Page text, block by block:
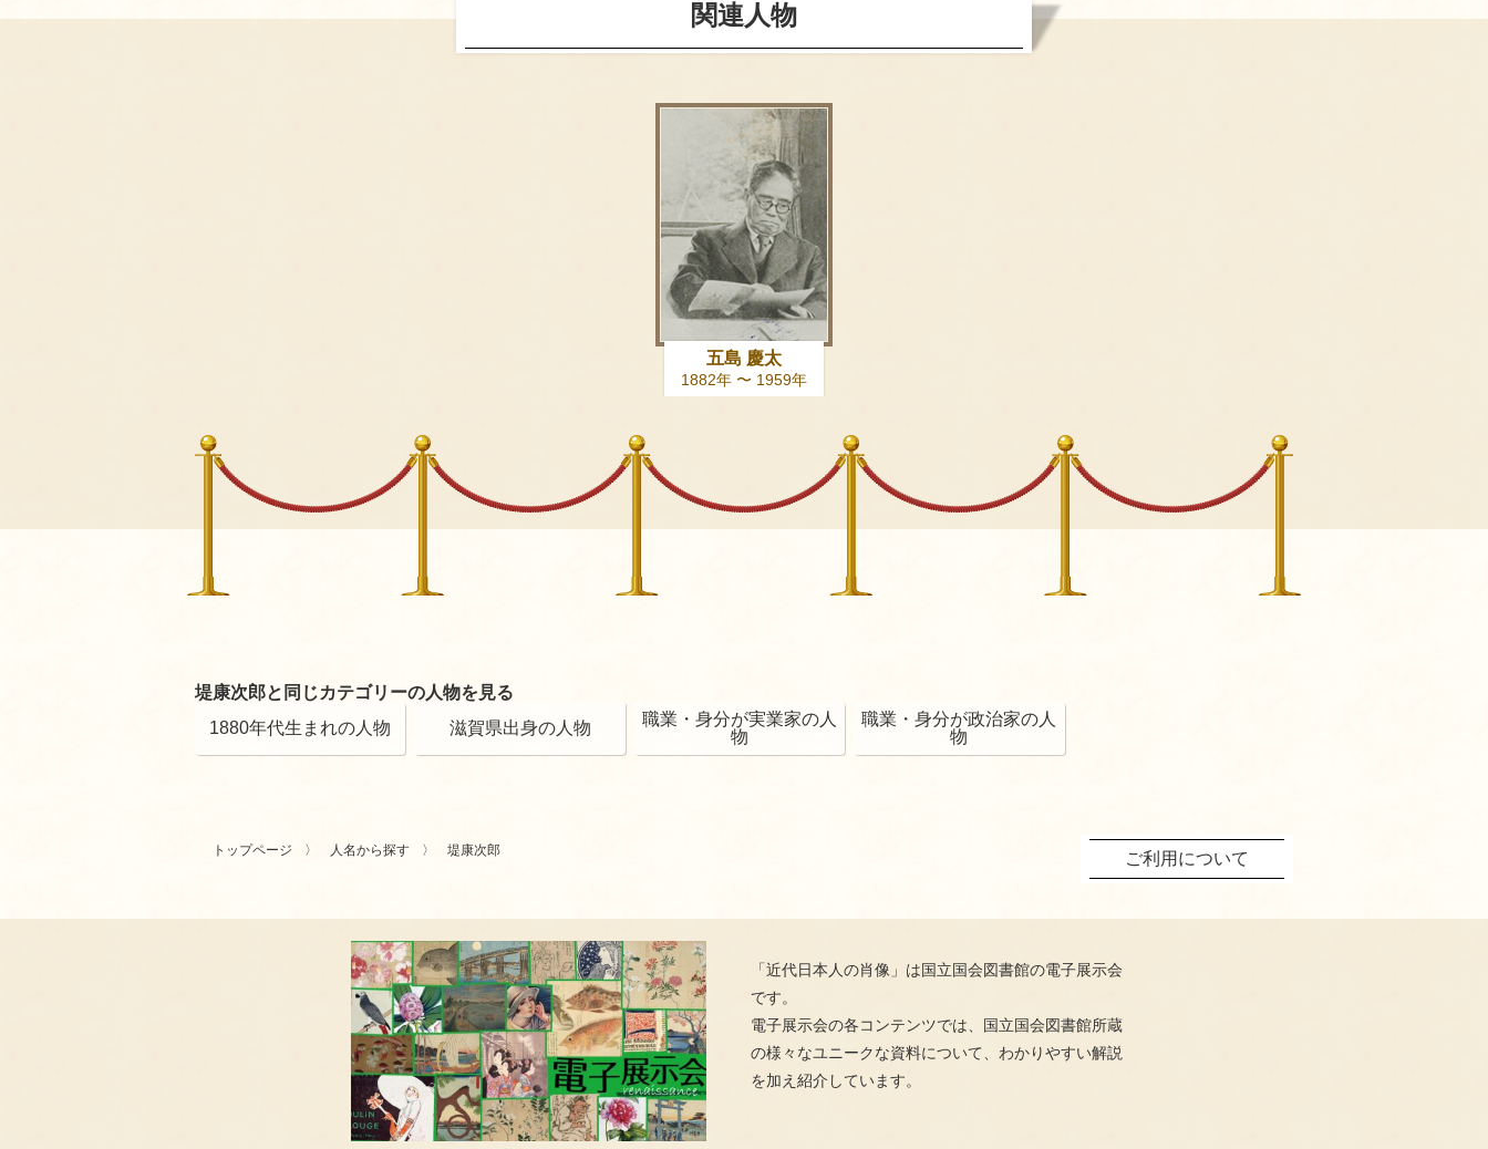
関連人物
五島 慶太
1882年 〜 1959年
堤康次郎と同じカテゴリーの人物を見る
1880年代生まれの人物
滋賀県出身の人物
職業・身分が実業家の人
物
職業・身分が政治家の人
物
トップページ 人名から探す 堤康次郎 ご利用について
「近代日本人の肖像」は国立国会図書館の電子展示会
です。
電子展示会の各コンテンツでは、国立国会図書館所蔵
の様々なユニークな資料について、わかりやすい解説
を加え紹介しています。